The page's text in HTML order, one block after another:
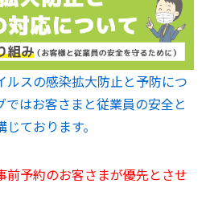
ルスの感染拡大防止と予防につ
ではお客さまと従業員の安全と
ております。
前予約のお客さまが優先とさせ